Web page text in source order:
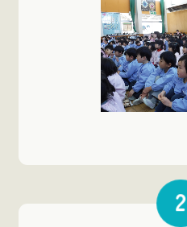
2